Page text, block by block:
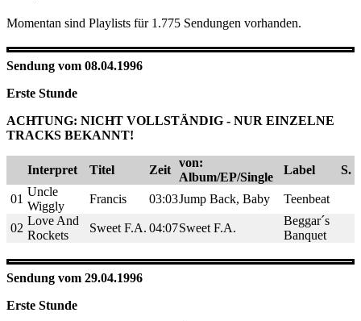
Momentan sind Playlists für 1.775 Sendungen vorhanden.
Sendung vom 08.04.1996
Erste Stunde
ACHTUNG: NICHT VOLLSTÄNDIG - NUR EINZELNE
TRACKS BEKANNT!
Interpret Titel Zeit
von:
Album/EP/Single
Label S.
01
Uncle
Wiggly
Francis 03:03Jump Back, Baby Teenbeat
02
Love And
Rockets
Sweet F.A. 04:07Sweet F.A.
Beggar´s
Banquet
Sendung vom 29.04.1996
Erste Stunde